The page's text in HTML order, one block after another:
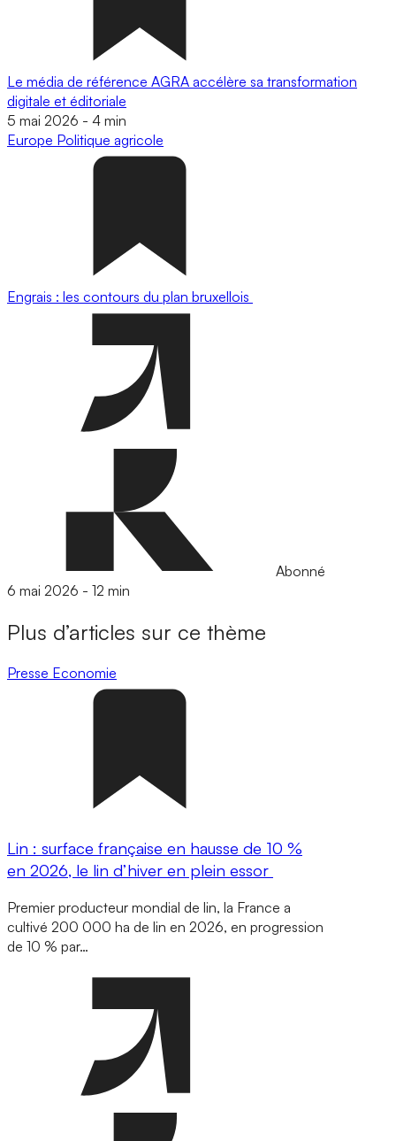
Le média de référence AGRA accélère sa transformation
digitale et éditoriale
5 mai 2026 - 4 min
Europe Politique agricole
Engrais : les contours du plan bruxellois
Abonné
6 mai 2026 - 12 min
Plus d’articles sur ce thème
Presse Economie
Lin : surface française en hausse de 10 %
en 2026, le lin d’hiver en plein essor
Premier producteur mondial de lin, la France a
cultivé 200 000 ha de lin en 2026, en progression
de 10 % par…